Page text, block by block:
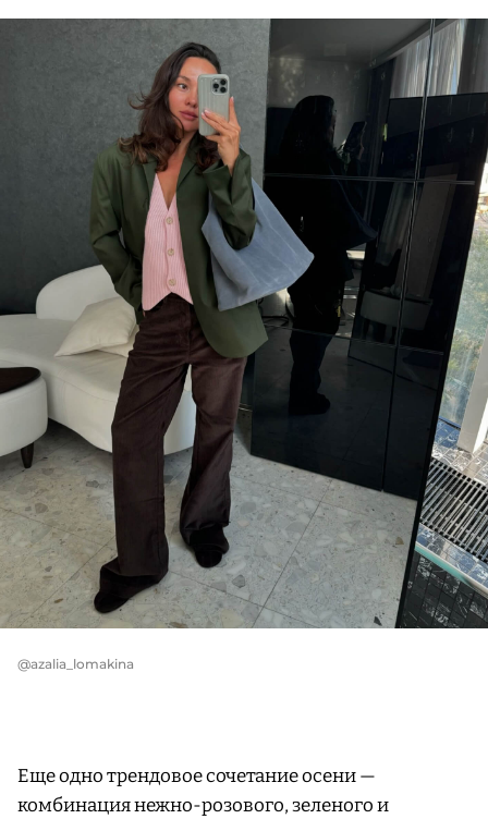
@azalia_lomakina
Еще одно трендовое сочетание осени —
комбинация нежно-розового, зеленого и